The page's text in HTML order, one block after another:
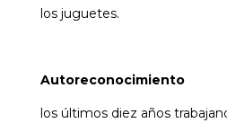
los juguetes.
Autoreconocimiento
los últimos diez años